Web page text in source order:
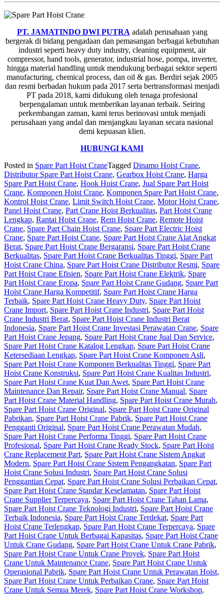
PT. JAMATINDO DWI PUTRA adalah perusahaan yang
bergerak di bidang pengadaan dan pemasangan berbagai kebutuhan
industri seperti heavy duty industry, cleaning equipment, air
compressor, hand tools, generator, industrial hose, pompa, inverter,
hingga material handling untuk mendukung berbagai sektor seperti
manufacturing, chemical process, dan oil & gas. Berdiri sejak 2005
dan resmi berbadan hukum pada 2017 serta bertransformasi menjadi
PT pada 2018, kami didukung oleh tenaga profesional
berpengalaman untuk memberikan layanan terbaik. Seiring
perkembangan zaman, kami terus berinovasi untuk menjadi
perusahaan yang andal dan menjangkau layanan secara nasional
demi kepuasan klien.
HUBUNGI KAMI
Posted in Spare Part Hoist CraneTagged Dinamo Hoist Crane,
Distributor Spare Part Hoist Crane, Gearbox Hoist Crane, Harga
Spare Part Hoist Crane, Hook Hoist Crane, Jual Spare Part Hoist
Crane, Komponen Hoist Crane, Komponen Spare Part Hoist Crane,
Kontrol Hoist Crane, Limit Switch Hoist Crane, Motor Hoist Crane,
Panel Hoist Crane, Part Crane Hoist Berkualitas, Part Hoist Crane
Lengkap, Rantai Hoist Crane, Rem Hoist Crane, Remote Hoist
Crane, Spare Part Chain Hoist Crane, Spare Part Electric Hoist
Crane, Spare Part Hoist Crane, Spare Part Hoist Crane Alat Angkat
Berat, Spare Part Hoist Crane Bergaransi, Spare Part Hoist Crane
Berkualitas, Spare Part Hoist Crane Berkualitas Tinggi, Spare Part
Hoist Crane China, Spare Part Hoist Crane Distributor Resmi, Spare
Part Hoist Crane Efisien, Spare Part Hoist Crane Elektrik, Spare
Part Hoist Crane Eropa, Spare Part Hoist Crane Gudang, Spare Part
Hoist Crane Harga Kompetitif, Spare Part Hoist Crane Harga
Terbaik, Spare Part Hoist Crane Heavy Duty, Spare Part Hoist
Crane Import, Spare Part Hoist Crane Industri, Spare Part Hoist
Crane Industri Berat, Spare Part Hoist Crane Industri Berat
Indonesia, Spare Part Hoist Crane Investasi Perawatan Crane, Spare
Part Hoist Crane Jepang, Spare Part Hoist Crane Jual Dan Service,
Spare Part Hoist Crane Katalog Lengkap, Spare Part Hoist Crane
Ketersediaan Lengkap, Spare Part Hoist Crane Komponen Asli,
Spare Part Hoist Crane Komponen Berkualitas Tinggi, Spare Part
Hoist Crane Konstruksi, Spare Part Hoist Crane Kualitas Industri,
Spare Part Hoist Crane Kuat Dan Awet, Spare Part Hoist Crane
Maintenance Dan Repair, Spare Part Hoist Crane Manual, Spare
Part Hoist Crane Material Handling, Spare Part Hoist Crane Murah,
Spare Part Hoist Crane Original, Spare Part Hoist Crane Original
Pabrikan, Spare Part Hoist Crane Pabrik, Spare Part Hoist Crane
Pengganti Original, Spare Part Hoist Crane Perawatan Mudah,
Spare Part Hoist Crane Performa Tinggi, Spare Part Hoist Crane
Profesional, Spare Part Hoist Crane Ready Stock, Spare Part Hoist
Crane Replacement Part, Spare Part Hoist Crane Sistem Angkat
Modern, Spare Part Hoist Crane Sistem Pengangkatan, Spare Part
Hoist Crane Solusi Industri, Spare Part Hoist Crane Solusi
Penggantian Cepat, Spare Part Hoist Crane Solusi Perbaikan Cepat,
Spare Part Hoist Crane Standar Keselamatan, Spare Part Hoist
Crane Supplier Terpercaya, Spare Part Hoist Crane Tahan Lama,
Spare Part Hoist Crane Teknologi Industri, Spare Part Hoist Crane
Terbaik Indonesia, Spare Part Hoist Crane Terdekat, Spare Part
Hoist Crane Terlengkap, Spare Part Hoist Crane Terpercaya, Spare
Part Hoist Crane Untuk Berbagai Kapasitas, Spare Part Hoist Crane
Untuk Crane Gudang, Spare Part Hoist Crane Untuk Crane Pabrik,
Spare Part Hoist Crane Untuk Crane Proyek, Spare Part Hoist
Crane Untuk Maintenance Crane, Spare Part Hoist Crane Untuk
Operasional Pabrik, Spare Part Hoist Crane Untuk Perawatan Hoist,
Spare Part Hoist Crane Untuk Perbaikan Crane, Spare Part Hoist
Crane Untuk Semua Merek, Spare Part Hoist Crane Workshop,